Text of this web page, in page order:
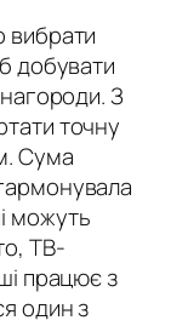
вибрати
добувати
З
точну
Сума
можуть
ТВ-
працює з
один з